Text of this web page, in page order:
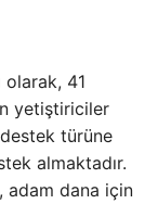
olarak, 41
yetiştiriciler
türüne
almaktadır.
adam dana için